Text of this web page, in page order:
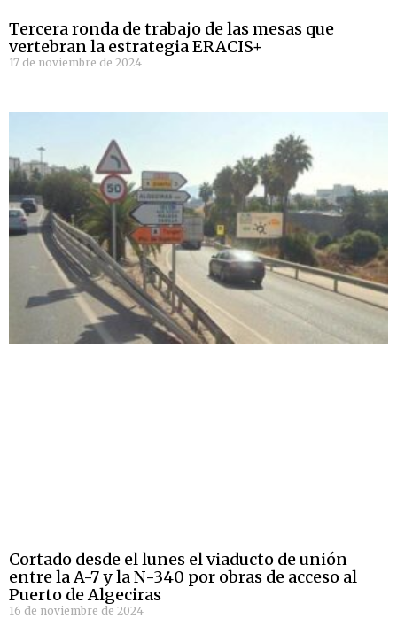
Tercera ronda de trabajo de las mesas que
vertebran la estrategia ERACIS+
17 de noviembre de 2024
Cortado desde el lunes el viaducto de unión
entre la A-7 y la N-340 por obras de acceso al
Puerto de Algeciras
16 de noviembre de 2024